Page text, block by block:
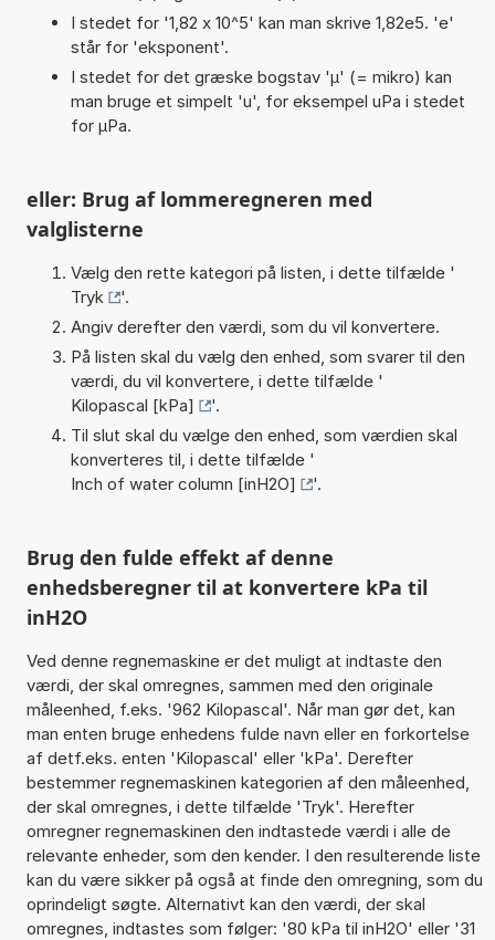
I stedet for '1,82 x 10^5' kan man skrive 1,82e5. 'e'
står for 'eksponent'.
I stedet for det græske bogstav 'µ' (= mikro) kan
man bruge et simpelt 'u', for eksempel uPa i stedet
for µPa.
eller: Brug af lommeregneren med
valglisterne
Vælg den rette kategori på listen, i dette tilfælde '
Tryk
'.
Angiv derefter den værdi, som du vil konvertere.
På listen skal du vælg den enhed, som svarer til den
værdi, du vil konvertere, i dette tilfælde '
Kilopascal [kPa]
'.
Til slut skal du vælge den enhed, som værdien skal
konverteres til, i dette tilfælde '
Inch of water column [inH2O]
'.
Brug den fulde effekt af denne
enhedsberegner til at konvertere kPa til
inH2O
Ved denne regnemaskine er det muligt at indtaste den
værdi, der skal omregnes, sammen med den originale
måleenhed, f.eks. '962 Kilopascal'. Når man gør det, kan
man enten bruge enhedens fulde navn eller en forkortelse
af detf.eks. enten 'Kilopascal' eller 'kPa'. Derefter
bestemmer regnemaskinen kategorien af den måleenhed,
der skal omregnes, i dette tilfælde 'Tryk'. Herefter
omregner regnemaskinen den indtastede værdi i alle de
relevante enheder, som den kender. I den resulterende liste
kan du være sikker på også at finde den omregning, som du
oprindeligt søgte. Alternativt kan den værdi, der skal
omregnes, indtastes som følger: '80 kPa til inH2O' eller '31